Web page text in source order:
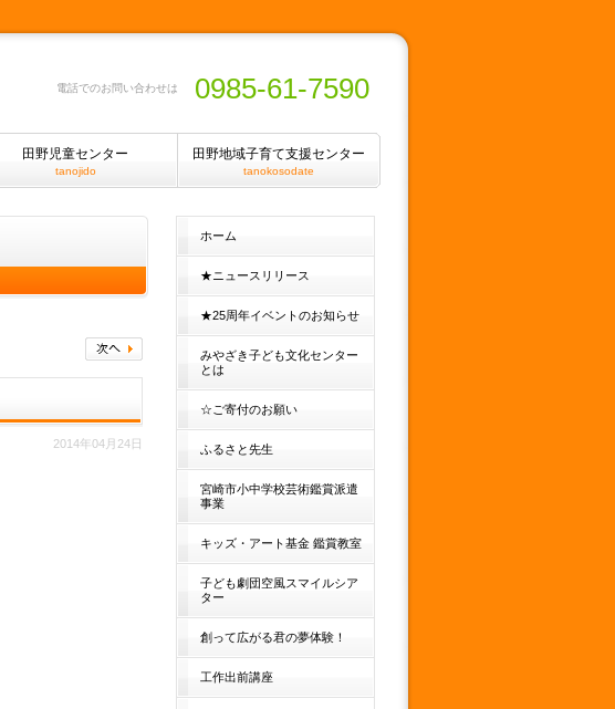
電話でのお問い合わせは 0985-61-7590
田野児童センター
tanojido
田野地域子育て支援センター
tanokosodate
2014年04月24日
ホーム
★ニュースリリース
★25周年イベントのお知らせ
みやざき子ども文化センター
とは
☆ご寄付のお願い
ふるさと先生
宮崎市小中学校芸術鑑賞派遣
事業
キッズ・アート基金 鑑賞教室
子ども劇団空風スマイルシア
ター
創って広がる君の夢体験！
工作出前講座